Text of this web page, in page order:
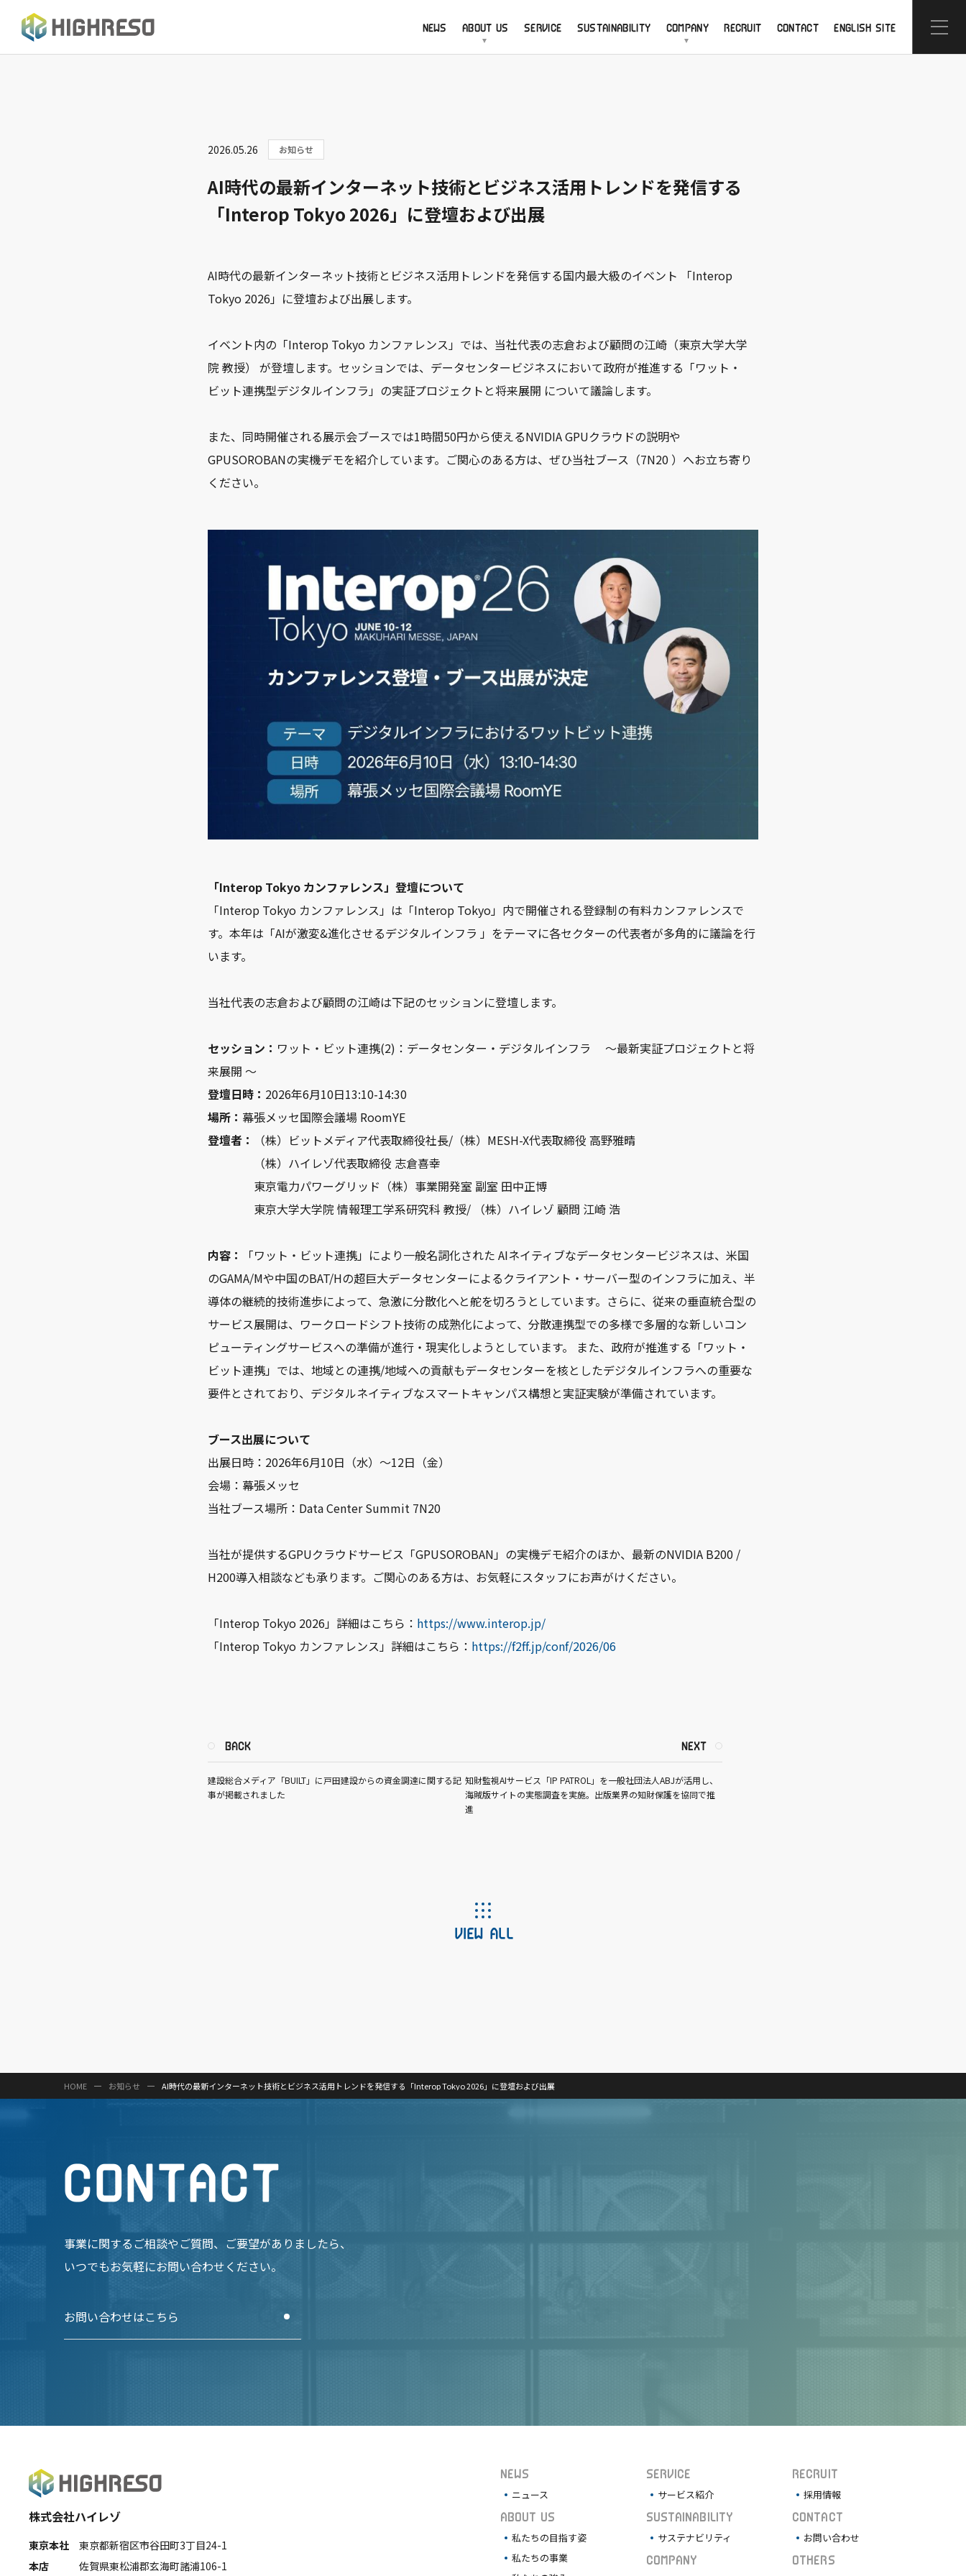
NEWS ABOUT US SERVICE SUSTAINABILITY COMPANY RECRUIT CONTACT ENGLISH SITE
2026.05.26 お知らせ
AI時代の最新インターネット技術とビジネス活用トレンドを発信する
「Interop Tokyo 2026」に登壇および出展
AI時代の最新インターネット技術とビジネス活用トレンドを発信する国内最大級のイベント 「Interop
Tokyo 2026」に登壇および出展します。
イベント内の「Interop Tokyo カンファレンス」では、当社代表の志倉および顧問の江崎（東京大学大学
院 教授） が登壇します。セッションでは、データセンタービジネスにおいて政府が推進する「ワット・
ビット連携型デジタルインフラ」の実証プロジェクトと将来展開 について議論します。
また、同時開催される展示会ブースでは1時間50円から使えるNVIDIA GPUクラウドの説明や
GPUSOROBANの実機デモを紹介しています。ご関心のある方は、ぜひ当社ブース（7N20 ）へお立ち寄り
ください。
「Interop Tokyo カンファレンス」登壇について
「Interop Tokyo カンファレンス」は「Interop Tokyo」内で開催される登録制の有料カンファレンスで
す。本年は「AIが激変&進化させるデジタルインフラ 」をテーマに各セクターの代表者が多角的に議論を行
います。
当社代表の志倉および顧問の江崎は下記のセッションに登壇します。
セッション： ワット・ビット連携(2)：データセンター・デジタルインフラ ～最新実証プロジェクトと将
来展開 ～
登壇日時： 2026年6月10日13:10-14:30
場所： 幕張メッセ国際会議場 RoomYE
登壇者：
（株）ビットメディア代表取締役社長/（株）MESH-X代表取締役 高野雅晴
（株）ハイレゾ代表取締役 志倉喜幸
東京電力パワーグリッド（株）事業開発室 副室 田中正博
東京大学大学院 情報理工学系研究科 教授/ （株）ハイレゾ 顧問 江崎 浩
内容：
「ワット・ビット連携」により一般名詞化された AIネイティブなデータセンタービジネスは、米国
のGAMA/Mや中国のBAT/Hの超巨大データセンターによるクライアント・サーバー型のインフラに加え、半
導体の継続的技術進歩によって、急激に分散化へと舵を切ろうとしています。さらに、従来の垂直統合型の
サービス展開は、ワークロードシフト技術の成熟化によって、分散連携型での多様で多層的な新しいコン
ピューティングサービスへの準備が進行・現実化しようとしています。 また、政府が推進する「ワット・
ビット連携」では、地域との連携/地域への貢献もデータセンターを核としたデジタルインフラへの重要な
要件とされており、デジタルネイティブなスマートキャンパス構想と実証実験が準備されています。
ブース出展について
出展日時：2026年6月10日（水）〜12日（金）
会場：幕張メッセ
当社ブース場所：Data Center Summit 7N20
当社が提供するGPUクラウドサービス「GPUSOROBAN」の実機デモ紹介のほか、最新のNVIDIA B200 /
H200導入相談なども承ります。ご関心のある方は、お気軽にスタッフにお声がけください。
「Interop Tokyo 2026」詳細はこちら： https://www.interop.jp/
「Interop Tokyo カンファレンス」詳細はこちら： https://f2ff.jp/conf/2026/06
BACK
建設総合メディア「BUILT」に戸田建設からの資金調達に関する記
事が掲載されました
NEXT
知財監視AIサービス「IP PATROL」を一般社団法人ABJが活用し、
海賊版サイトの実態調査を実施。出版業界の知財保護を協同で推
進
VIEW ALL
HOME お知らせ AI時代の最新インターネット技術とビジネス活用トレンドを発信する「Interop Tokyo 2026」に登壇および出展
CONTACT
事業に関するご相談やご質問、 ご要望がありましたら、
いつでもお気軽にお問い合わせください。
お問い合わせはこちら
株式会社ハイレゾ
東京本社
東京都新宿区市谷田町3丁目24-1
本店
佐賀県東松浦郡玄海町諸浦106-1
NEWS
ニュース
ABOUT US
私たちの目指す姿
私たちの事業
SERVICE
サービス紹介
SUSTAINABILITY
サステナビリティ
COMPANY
RECRUIT
採用情報
CONTACT
お問い合わせ
OTHERS